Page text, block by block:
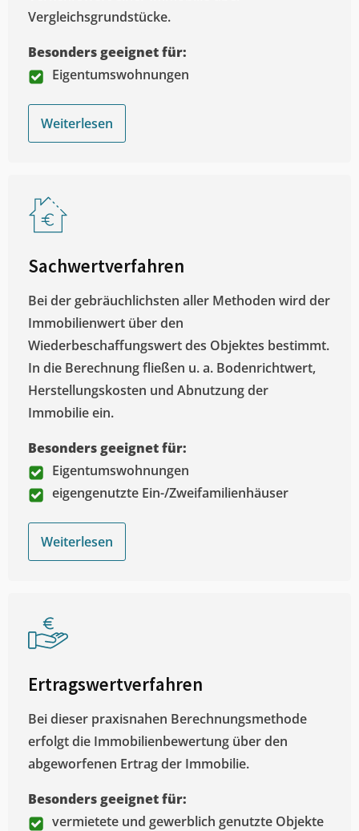
Vergleichsgrundstücke.
Besonders geeignet für:
Eigentumswohnungen
Weiterlesen
Sachwertverfahren
Bei der gebräuchlichsten aller Methoden wird der
Immobilienwert über den
Wiederbeschaffungswert des Objektes bestimmt.
In die Berechnung fließen u. a. Bodenrichtwert,
Herstellungskosten und Abnutzung der
Immobilie ein.
Besonders geeignet für:
Eigentumswohnungen
eigengenutzte Ein-/Zweifamilienhäuser
Weiterlesen
Ertragswertverfahren
Bei dieser praxisnahen Berechnungsmethode
erfolgt die Immobilienbewertung über den
abgeworfenen Ertrag der Immobilie.
Besonders geeignet für:
vermietete und gewerblich genutzte Objekte